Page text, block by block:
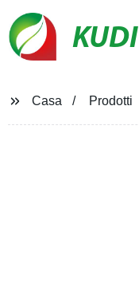
KUDI
Casa Prodotti